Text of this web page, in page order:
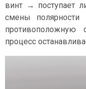
винт → поступает
смены
противоположную
процесс